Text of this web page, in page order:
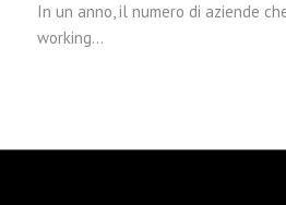
In un anno, il numero di aziende
working…